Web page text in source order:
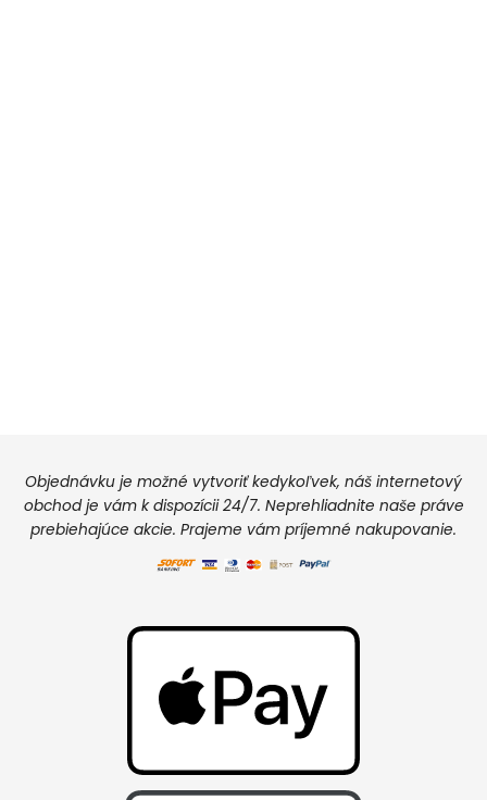
Objednávku je možné vytvoriť kedykoľvek, náš internetový
obchod je vám k dispozícii 24/7. Neprehliadnite naše práve
prebiehajúce akcie. Prajeme vám príjemné nakupovanie.